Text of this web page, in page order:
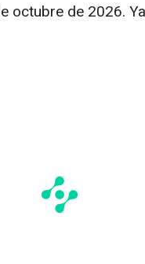
octubre de 2026.